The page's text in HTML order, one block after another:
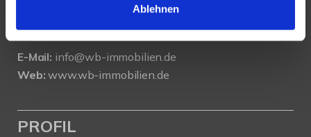
Ablehnen
E-Mail: info@wb-immobilien.de
Web: www.wb-immobilien.de
PROFIL